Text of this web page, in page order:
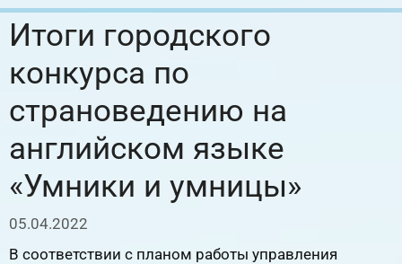
Итоги городского
конкурса по
страноведению на
английском языке
«Умники и умницы»
05.04.2022
В соответствии с планом работы управления